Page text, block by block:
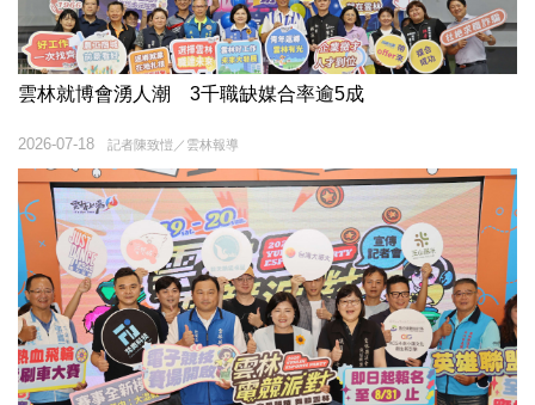
雲林就博會湧人潮 3千職缺媒合率逾5成
記者陳致愷／雲林報導
2026-07-18